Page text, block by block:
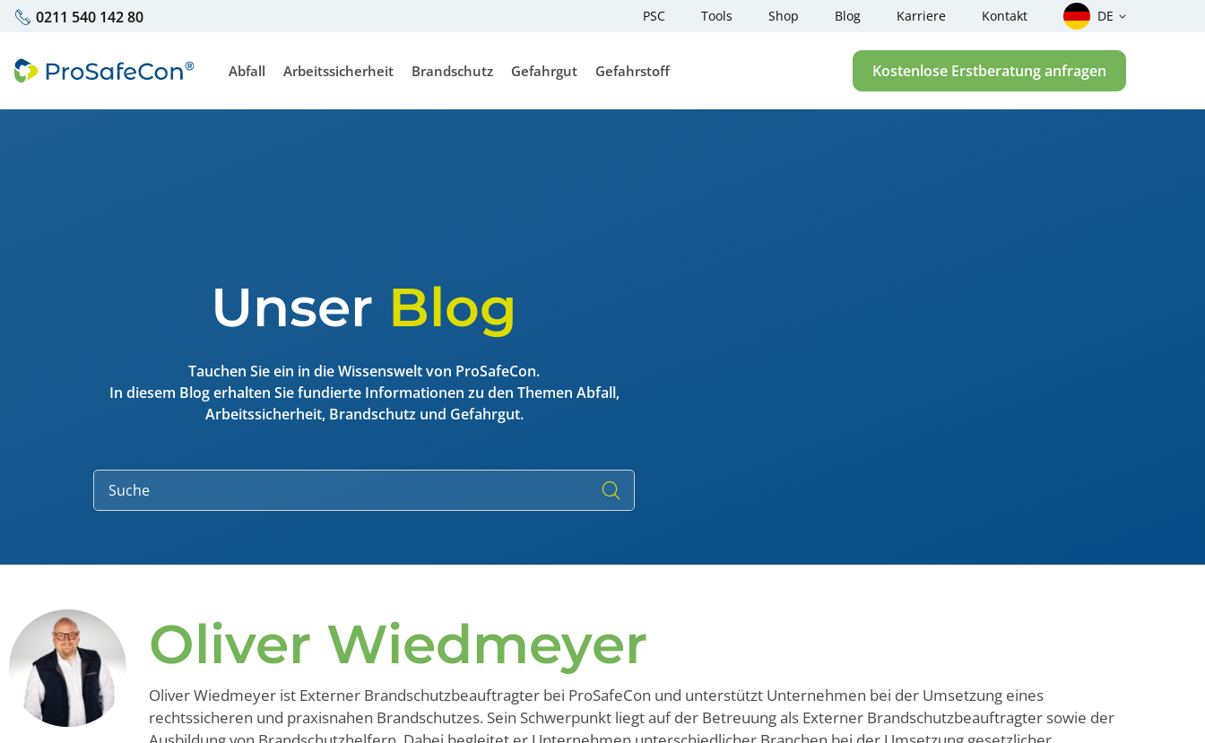
0211 540 142 80 PSC Tools
1000 Punkte Rechner –
Gefahrgutpunkte berechnen
Shop Blog Karriere Kontakt DE
Abfall Arbeitssicherheit
Inhouse Gabelstaplerschein
Inhouse Kranbedienerausweis
Inhouse Schulung
Lärmmessungen am Arbeitsplatz
Brandschutz
Brandschutzbegehung
Gefahrgut
IATA DGR 1.6 online
Firmenspezifische Gefahrgut
Unterweisung
Inhouse CTU-Code Schulung
Gefahrstoff Kostenlose Erstberatung anfragen
Unser Blog
Tauchen Sie ein in die Wissenswelt von ProSafeCon.
In diesem Blog erhalten Sie fundierte Informationen zu den Themen Abfall,
Arbeitssicherheit, Brandschutz und Gefahrgut.
Oliver Wiedmeyer
Oliver Wiedmeyer ist Externer Brandschutzbeauftragter bei ProSafeCon und unterstützt Unternehmen bei der Umsetzung eines
rechtssicheren und praxisnahen Brandschutzes. Sein Schwerpunkt liegt auf der Betreuung als Externer Brandschutzbeauftragter sowie der